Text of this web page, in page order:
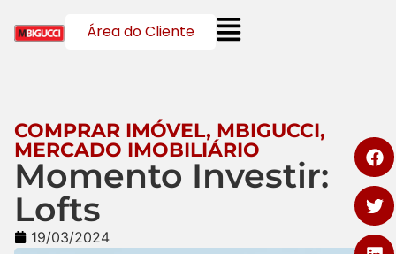
Área do Cliente
COMPRAR IMÓVEL, MBIGUCCI,
MERCADO IMOBILIÁRIO
Momento Investir:
Lofts
19/03/2024